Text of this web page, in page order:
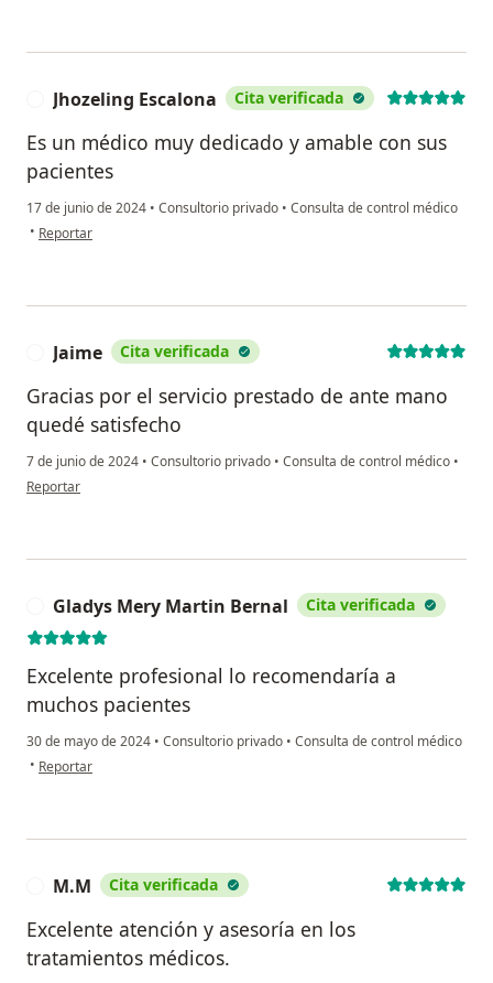
Jhozeling Escalona Cita verificada
Es un médico muy dedicado y amable con sus
pacientes
17 de junio de 2024 • Consultorio privado • Consulta de control médico
• en opinión del usuario Jhozeling Escalona
Reportar
Jaime Cita verificada
Gracias por el servicio prestado de ante mano
quedé satisfecho
7 de junio de 2024 • Consultorio privado • Consulta de control médico •
en opinión del usuario Jaime
Reportar
Gladys Mery Martin Bernal Cita verificada
Excelente profesional lo recomendaría a
muchos pacientes
30 de mayo de 2024 • Consultorio privado • Consulta de control médico
• en opinión del usuario Gladys Mery Martin Bernal
Reportar
M.M Cita verificada
Excelente atención y asesoría en los
tratamientos médicos.